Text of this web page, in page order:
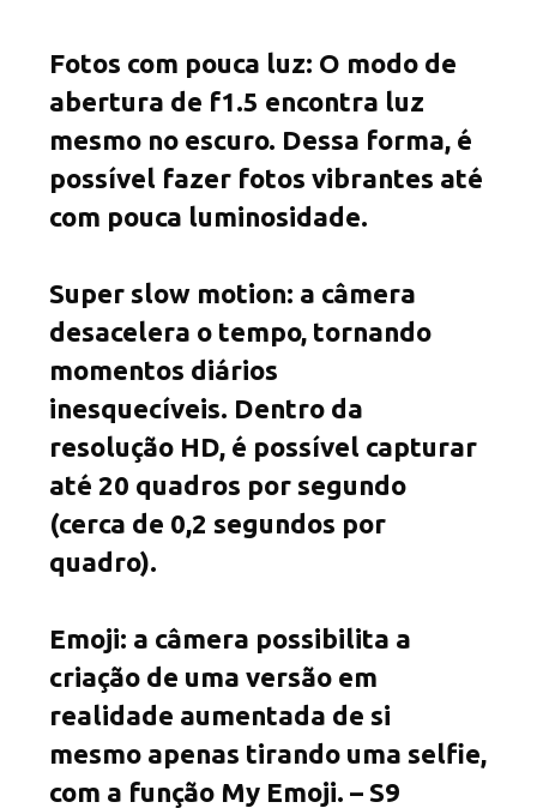
Fotos com pouca luz: O modo de
abertura de f1.5 encontra luz
mesmo no escuro. Dessa forma, é
possível fazer fotos vibrantes até
com pouca luminosidade.
Super slow motion: a câmera
desacelera o tempo, tornando
momentos diários
inesquecíveis. Dentro da
resolução HD, é possível capturar
até 20 quadros por segundo
(cerca de 0,2 segundos por
quadro).
Emoji: a câmera possibilita a
criação de uma versão em
realidade aumentada de si
mesmo apenas tirando uma selfie,
com a função My Emoji. – S9